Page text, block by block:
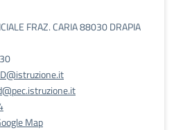
FRAZ. CARIA 88030 DRAPIA
Map